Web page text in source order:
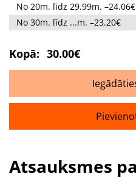
No 20m. līdz 29.99m. –24.06€
No 30m. līdz ...m. –23.20€
Kopā: 30.00€
Atsauksmes